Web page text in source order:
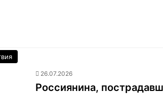
26.07.2026
Россиянина,